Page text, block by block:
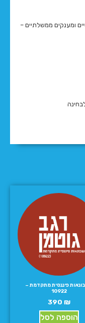
פיננסית מתקדמת –
10922
390 ₪
הוספה לסל
ומענקים ממשלתיים –